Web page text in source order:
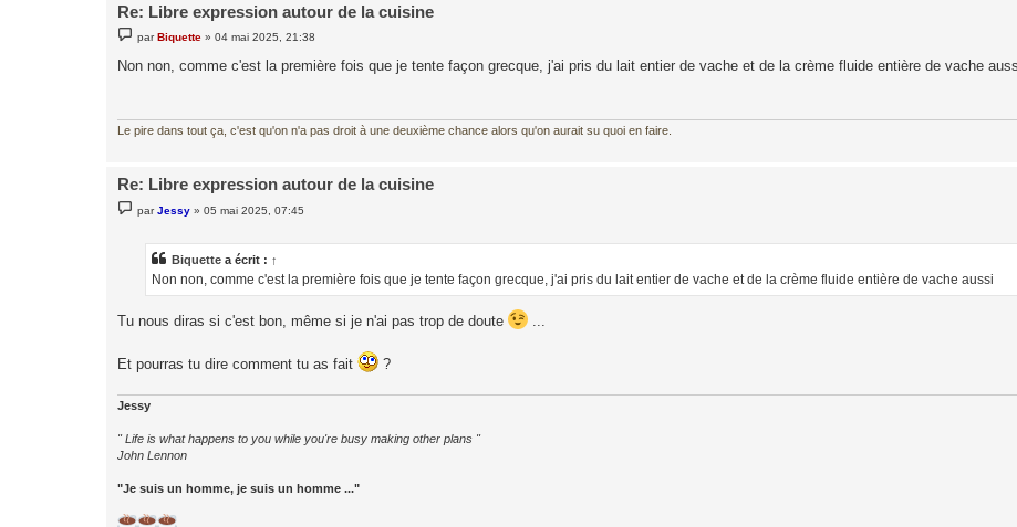
Re: Libre expression autour de la cuisine
e
s
parBiquette »04 mai 2025, 21:38
Non non, comme c'est la première fois que je tente façon grecque, j'ai pris du lait entier de vache et de la crème fluide entière de vache
Le pire dans tout ça, c'est qu'on n'a pas droit à une deuxième chance alors qu'on aurait su quoi en faire.
Re: Libre expression autour de la cuisine
e
parJessy »05 mai 2025, 07:45
Biquette a écrit : ↑
Non non, comme c'est la première fois que je tente façon grecque, j'ai pris du lait entier de vache et de la crème fluide entière de vache aussi
Tu nous diras si c'est bon, même si je n'ai pas trop de doute ...
Et pourras tu dire comment tu as fait ?
Jessy
" Life is what happens to you while you're busy making other plans "
John Lennon
"Je suis un homme, je suis un homme ..."